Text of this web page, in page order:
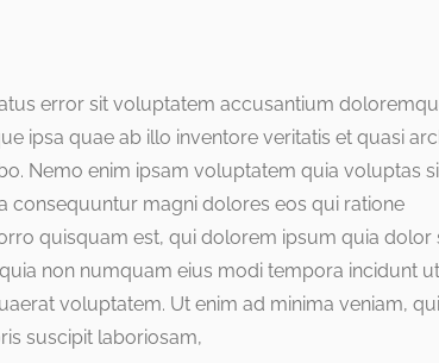
error sit voluptatem accusantium
ipsa quae ab illo inventore veritatis et quasi
Nemo enim ipsam voluptatem quia voluptas
consequuntur magni dolores eos qui ratione
quisquam est, qui dolorem ipsum quia dolor
non numquam eius modi tempora incidunt ut
voluptatem. Ut enim ad minima veniam,
suscipit laboriosam,